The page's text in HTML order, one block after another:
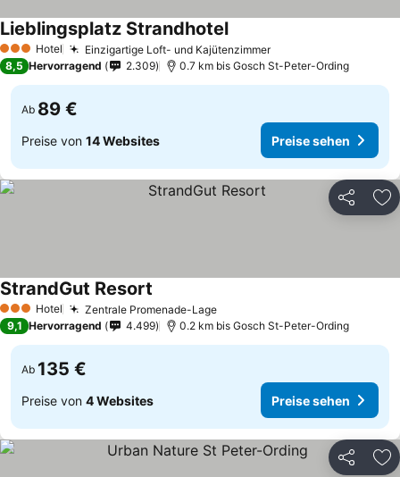
3 SterneHotel Einzigartige Loft- und KajütenzimmerPreise sehen
Lieblingsplatz StrandhotelPreise sehen
8,5 Hervorragend 2.309 0.7 km bis Gosch St-Peter-Ording
Ab 89 €
Preise von 14 Websites Preise sehen
Teilen
3 SterneHotel Zentrale Promenade-LagePreise sehen
StrandGut Resort
9,1 Hervorragend 4.499 0.2 km bis Gosch St-Peter-Ording
Ab 135 €
Preise von 4 Websites Preise sehen
Teilen